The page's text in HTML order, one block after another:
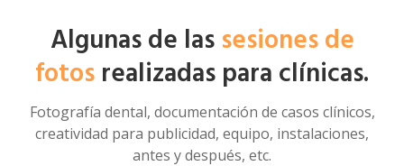
Algunas de lassesiones de
fotosrealizadas para clínicas.
Fotografía dental, documentación de casos clínicos,
creatividad para publicidad, equipo, instalaciones,
antes y después, etc.